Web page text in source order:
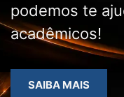
podemos te
acadêmicos!
SAIBA MAIS